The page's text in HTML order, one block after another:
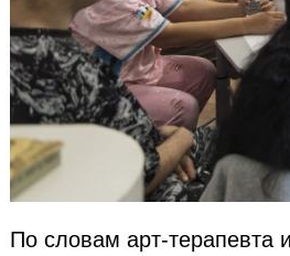
По словам арт-терапевта